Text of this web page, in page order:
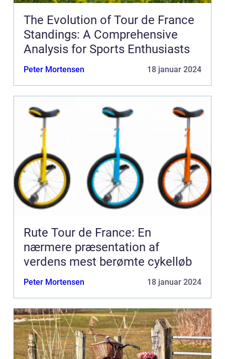
The Evolution of Tour de France
Standings: A Comprehensive
Analysis for Sports Enthusiasts
Peter Mortensen 18 januar 2024
Rute Tour de France: En
nærmere præsentation af
verdens mest berømte cykelløb
Peter Mortensen 18 januar 2024